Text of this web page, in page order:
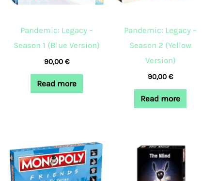
Pandemic: Legacy –
Season 1 (Blue Version)
90,00 €
Read more
Pandemic: Legacy –
Season 2 (Yellow
Version)
90,00 €
Read more